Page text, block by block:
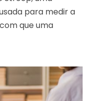
para medir a
que uma